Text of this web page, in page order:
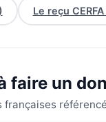
Le reçu
faire un
françaises